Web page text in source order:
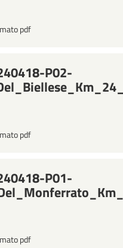
pdf
P02-
pdf
P01-
pdf